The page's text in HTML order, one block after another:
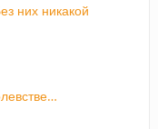
них никакой